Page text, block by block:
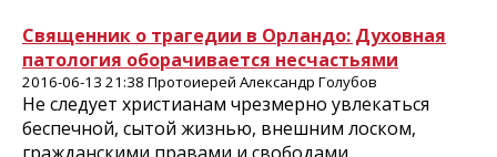
Священник о трагедии в Орландо: Духовная
патология оборачивается несчастьями
2016-06-13 21:38 Протоиерей Александр Голубов
Не следует христианам чрезмерно увлекаться
беспечной, сытой жизнью, внешним лоском,